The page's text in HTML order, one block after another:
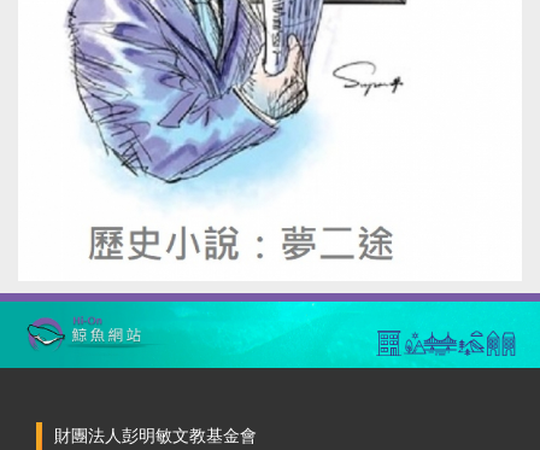
財團法人彭明敏文教基金會